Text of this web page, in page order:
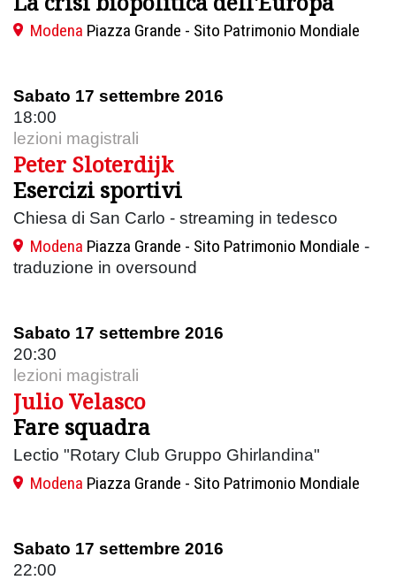
Modena Piazza Grande - Sito Patrimonio Mondiale
Sabato 17 settembre 2016
18:00
lezioni magistrali
Peter Sloterdijk
Esercizi sportivi
Chiesa di San Carlo - streaming in tedesco
Modena Piazza Grande - Sito Patrimonio Mondiale -
traduzione in oversound
Sabato 17 settembre 2016
20:30
lezioni magistrali
Julio Velasco
Fare squadra
Lectio "Rotary Club Gruppo Ghirlandina"
Modena Piazza Grande - Sito Patrimonio Mondiale
Sabato 17 settembre 2016
22:00